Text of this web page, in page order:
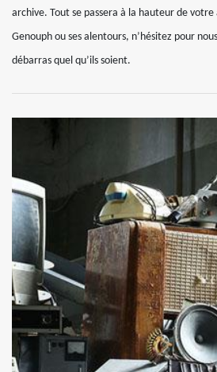
archive. Tout se passera à la hauteur de
Genouph ou ses alentours, n’hésitez pour
débarras quel qu’ils soient.